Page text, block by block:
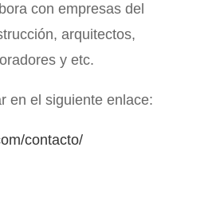
con empresas del
arquitectos,
y etc.
en el siguiente enlace:
contacto/